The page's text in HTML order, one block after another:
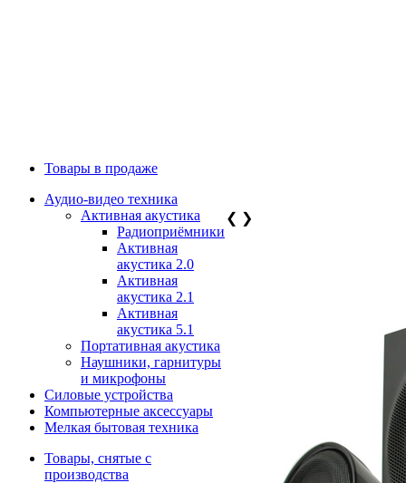
Товары в продаже
Аудио-видео техника
Активная акустика
Радиоприёмники
Активная
акустика 2.0
Активная
акустика 2.1
Активная
акустика 5.1
Портативная акустика
Наушники, гарнитуры
и микрофоны
Силовые устройства
Компьютерные аксессуары
Мелкая бытовая техника
Товары, снятые с
производства
❮ ❯